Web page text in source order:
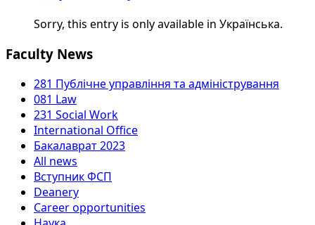
Sorry, this entry is only available in Українська.
Faculty News
281 Публічне управління та адміністрування
081 Law
231 Social Work
International Office
Бакалаврат 2023
All news
Вступник ФСП
Deanery
Career opportunities